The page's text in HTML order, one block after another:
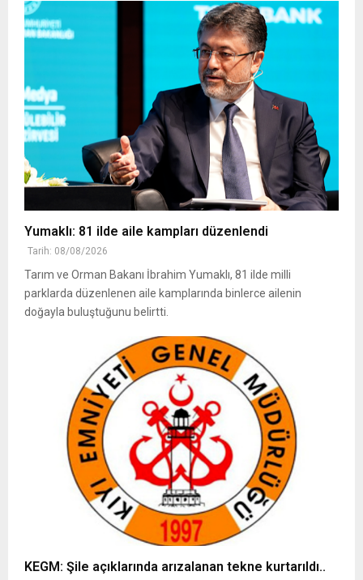
Yumaklı: 81 ilde aile kampları düzenlendi
Tarih: 08/08/2026
Tarım ve Orman Bakanı İbrahim Yumaklı, 81 ilde milli
parklarda düzenlenen aile kamplarında binlerce ailenin
doğayla buluştuğunu belirtti.
KEGM: Şile açıklarında arızalanan tekne kurtarıldı..